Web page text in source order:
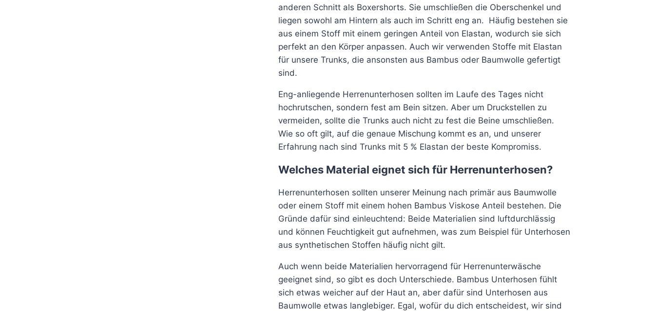
anderen Schnitt als Boxershorts. Sie umschließen die Oberschenkel und
liegen sowohl am Hintern als auch im Schritt eng an. Häufig bestehen sie
aus einem Stoff mit einem geringen Anteil von Elastan, wodurch sie sich
perfekt an den Körper anpassen. Auch wir verwenden Stoffe mit Elastan
für unsere Trunks, die ansonsten aus Bambus oder Baumwolle gefertigt
sind.
Eng-anliegende Herrenunterhosen sollten im Laufe des Tages nicht
hochrutschen, sondern fest am Bein sitzen. Aber um Druckstellen zu
vermeiden, sollte die Trunks auch nicht zu fest die Beine umschließen.
Wie so oft gilt, auf die genaue Mischung kommt es an, und unserer
Erfahrung nach sind Trunks mit 5 % Elastan der beste Kompromiss.
Welches Material eignet sich für Herrenunterhosen?
Herrenunterhosen sollten unserer Meinung nach primär aus Baumwolle
oder einem Stoff mit einem hohen Bambus Viskose Anteil bestehen. Die
Gründe dafür sind einleuchtend: Beide Materialien sind luftdurchlässig
und können Feuchtigkeit gut aufnehmen, was zum Beispiel für Unterhosen
aus synthetischen Stoffen häufig nicht gilt.
Auch wenn beide Materialien hervorragend für Herrenunterwäsche
geeignet sind, so gibt es doch Unterschiede. Bambus Unterhosen fühlt
sich etwas weicher auf der Haut an, aber dafür sind Unterhosen aus
Baumwolle etwas langlebiger. Egal, wofür du dich entscheidest, wir sind